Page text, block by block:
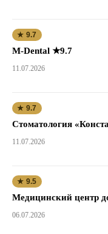
★ 9.7
M-Dental ★9.7
11.07.2026
★ 9.7
Стоматология
11.07.2026
★ 9.5
Медицинский центр
06.07.2026